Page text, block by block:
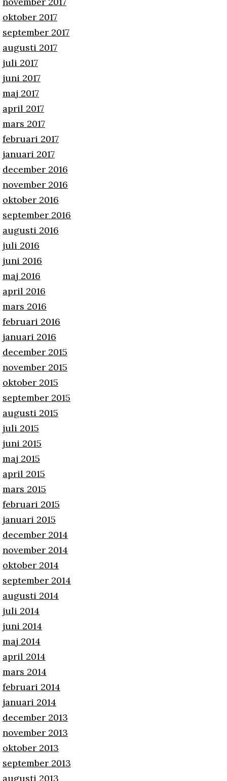
oktober 2017
september 2017
augusti 2017
juli 2017
juni 2017
maj 2017
april 2017
mars 2017
februari 2017
januari 2017
december 2016
november 2016
oktober 2016
september 2016
augusti 2016
juli 2016
juni 2016
maj 2016
april 2016
mars 2016
februari 2016
januari 2016
december 2015
november 2015
oktober 2015
september 2015
augusti 2015
juli 2015
juni 2015
maj 2015
april 2015
mars 2015
februari 2015
januari 2015
december 2014
november 2014
oktober 2014
september 2014
augusti 2014
juli 2014
juni 2014
maj 2014
april 2014
mars 2014
februari 2014
januari 2014
december 2013
november 2013
oktober 2013
september 2013
augusti 2013